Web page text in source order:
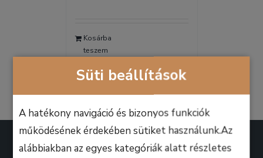
Süti beállítások
A hatékony navigáció és bizonyos funkciók
működésének érdekében sütiket használunk.Az
alábbiakban az egyes kategóriák alatt részletes
9.990 Ft.
Kosárba
teszem